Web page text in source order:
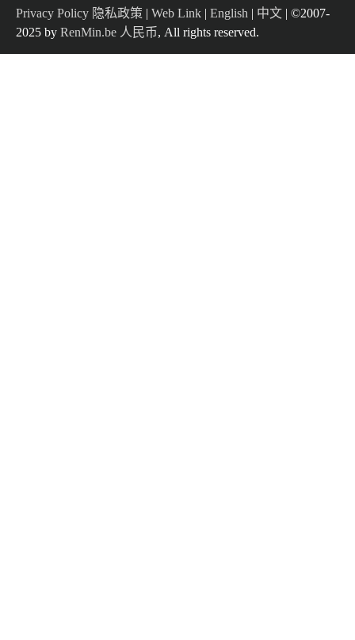
Privacy Policy 隐私政策 Web Link English 中文 | ©2007-
2025 by RenMin.be 人民币, All rights reserved.